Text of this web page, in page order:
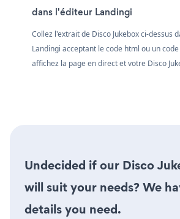
dans l'éditeur Landingi
Collez l'extrait de Disco Jukebox ci-dessus
Landingi acceptant le code html ou un
affichez la page en direct et votre Disco
Undecided if our Disco
will suit your needs? We
details you need.